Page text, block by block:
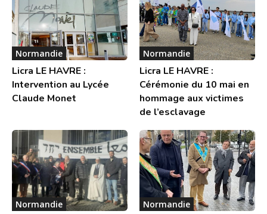
Normandie
Licra LE HAVRE :
Intervention au Lycée
Claude Monet
Normandie
Licra LE HAVRE :
Cérémonie du 10 mai en
hommage aux victimes
de l’esclavage
Normandie Normandie